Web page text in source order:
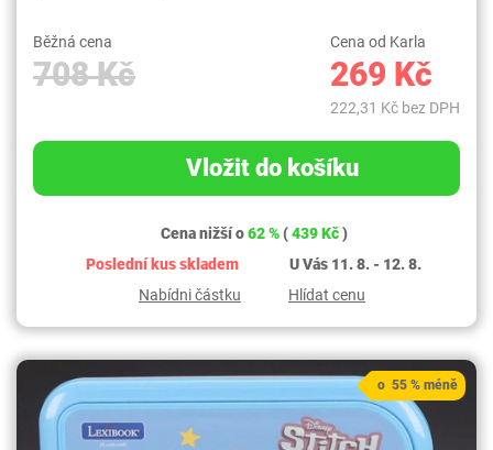
Běžná cena
708 Kč
Cena od Karla
269 Kč
222,31 Kč bez DPH
Vložit do košíku
Cena nižší o62 %(439 Kč)
Poslední kus skladem
U Vás 11. 8. - 12. 8.
Nabídni částku
Hlídat cenu
o 55 % méně